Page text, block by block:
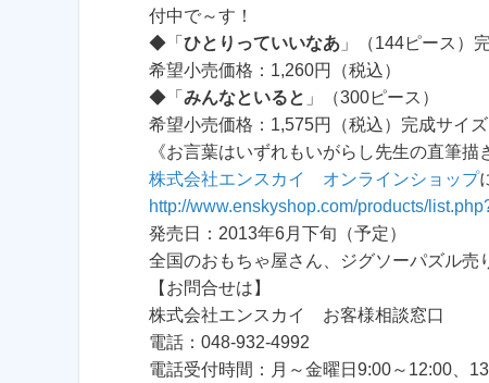
付中で～す！
◆「 ひとりっていいなあ 」（144ピース）
希望小売価格：1,260円（税込）
◆「 みんなといると 」（300ピース）
希望小売価格：1,575円（税込）完成サイ
《お言葉はいずれもいがらし先生の直筆描
株式会社エンスカイ オンラインショップ
http://www.enskyshop.com/products/
発売日：2013年6月下旬（予定）
全国のおもちゃ屋さん、ジグソーパズル売
【お問合せは】
株式会社エンスカイ お客様相談窓口
電話：048-932-4992
電話受付時間：月～金曜日9:00～12:00、